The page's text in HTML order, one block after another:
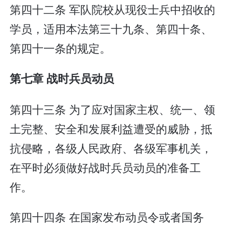
第四十二条 军队院校从现役士兵中招收的
学员，适用本法第三十九条、第四十条、
第四十一条的规定。
第七章 战时兵员动员
第四十三条 为了应对国家主权、统一、领
土完整、安全和发展利益遭受的威胁，抵
抗侵略，各级人民政府、各级军事机关，
在平时必须做好战时兵员动员的准备工
作。
第四十四条 在国家发布动员令或者国务